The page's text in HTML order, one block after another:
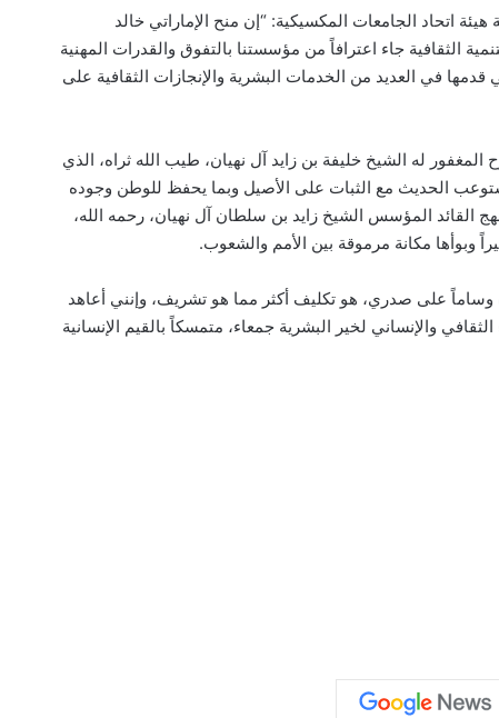
اتحاد الجامعات المكسيكية: “إن منح الإماراتي خالد
الثقافية جاء اعترافاً من مؤسستنا بالتفوق والقدرات المهنية
في العديد من الخدمات البشرية والإنجازات الثقافية على
المغفور له الشيخ خليفة بن زايد آل نهيان، طيب الله ثراه، الذي
الحديث مع الثبات على الأصيل وبما يحفظ للوطن وجوده
القائد المؤسس الشيخ زايد بن سلطان آل نهيان، رحمه الله،
وبوأها مكانة مرموقة بين الأمم والشعوب.
وساماً على صدري، هو تكليف أكثر مما هو تشريف، وإنني أعاهد
والإنساني لخير البشرية جمعاء، متمسكاً بالقيم الإنسانية